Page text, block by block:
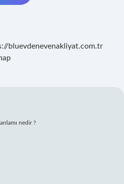
bluevdenevenakliyat.com.tr
nedir ?